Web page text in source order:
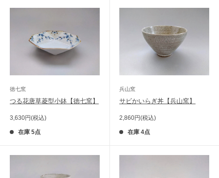
徳七窯
つる花唐草菱型小鉢【徳七窯】
販
売
価
格
3,630円(税込)
在庫 5点
兵山窯
サビかいらぎ丼【兵山窯】
販
売
価
格
2,860円(税込)
在庫 4点